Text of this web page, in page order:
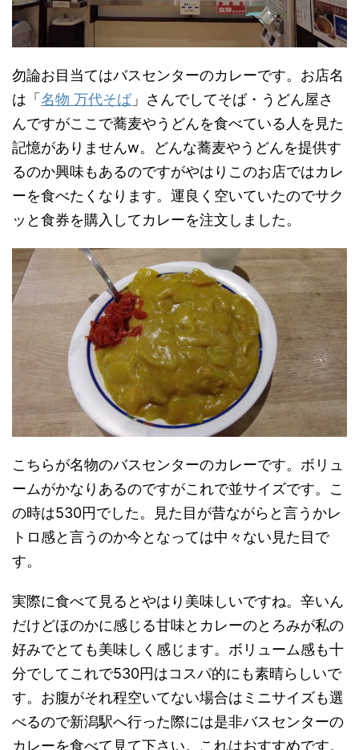
勿論お目当てはバスセンターのカレーです。お店名
は「名物 万代そば」さんでしてそば・うどん屋さ
んですがここで蕎麦やうどんを食べている人を見た
記憶がありませんw。どんな蕎麦やうどんを提供す
るのか興味もあるのですがやはりこのお店ではカレ
ーを食べたくなります。運良く空いていたのでサク
ッと食券を購入してカレーを注文しました。
こちらが名物のバスセンターのカレーです。ボリュ
ームがかなりあるのですがこれで並サイズです。こ
の時は530円でした。見た目が昔ながらと言うかレ
トロ感と言うのか今となっては中々ない見た目で
す。
実際に食べて見るとやはり美味しいですね。辛いん
だけどほのかに感じる甘味とカレーのとろみが私の
好みでとても美味しく感じます。ボリューム感も十
分でしてこれで530円はコスパ的にも素晴らしいで
す。お腹がそれ程空いてない場合はミニサイズも選
べるので新潟駅へ行った際には是非バスセンターの
カレーを食べて見て下さい。これはおすすめです。